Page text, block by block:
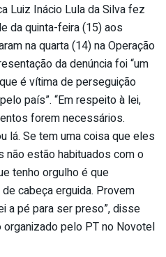
Luiz Inácio Lula da Silva fez
da quinta-feira (15) aos
na quarta (14) na Operação
da denúncia foi “um
é vítima de perseguição
país”. “Em respeito à lei,
forem necessários.
lá. Se tem uma coisa que eles
não estão habituados com o
tenho orgulho é que
cabeça erguida. Provem
a pé para ser preso”, disse
pelo PT no Novotel